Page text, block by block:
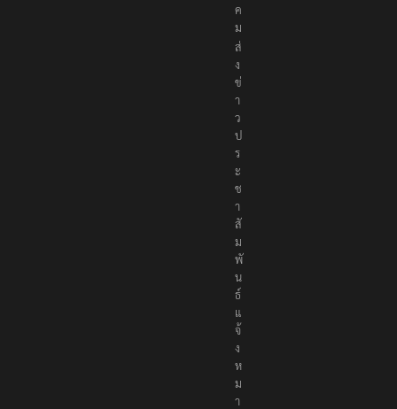
ค
ม
ส่
ง
ข่
า
ว
ป
ร
ะ
ช
า
สั
ม
พั
น
ธ์
แ
จ้
ง
ห
ม
า